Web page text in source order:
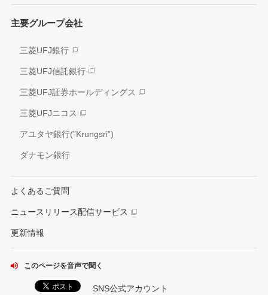
アナリスト情報
電子公告
情報開示方針
IRお問い合わせ窓口
イニシアティブへの参画
環境
社会
ガバナンス
外部評価
社会貢献活動
主要グループ会社
三菱UFJ銀行
三菱UFJ信託銀行
三菱UFJ証券ホールディングス
三菱UFJニコス
アユタヤ銀行(”Krungsri”)
ダナモン銀行
よくあるご質問
ニュースリリース配信サービス
更新情報
このページを音声で聞く
SNS公式アカウント